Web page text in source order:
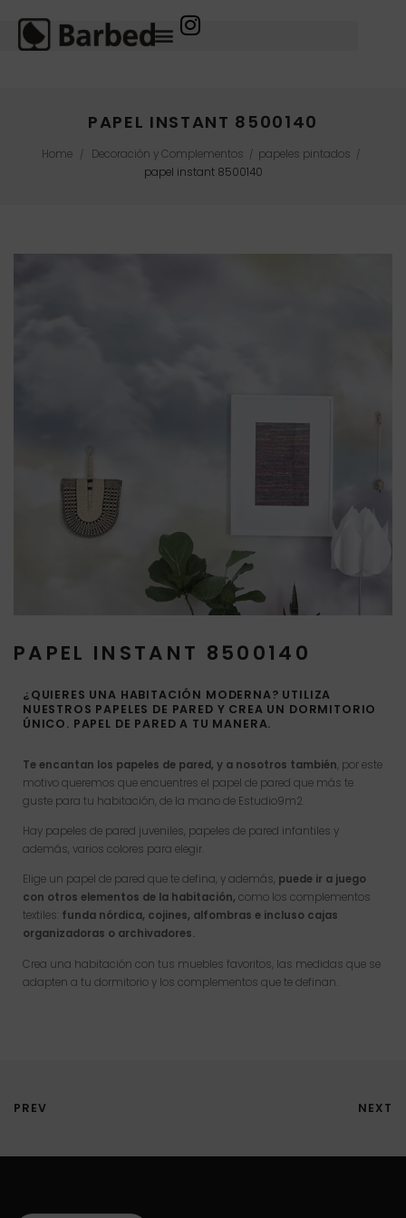
PAPEL INSTANT 8500140
Home / Decoración y Complementos / papeles pintados /
papel instant 8500140
PAPEL INSTANT 8500140
¿QUIERES UNA HABITACIÓN MODERNA? UTILIZA
NUESTROS PAPELES DE PARED Y CREA UN DORMITORIO
ÚNICO. PAPEL DE PARED A TU MANERA.
Te encantan los papeles de pared, y a nosotros también , por este
motivo queremos que encuentres el papel de pared que más te
guste para tu habitación, de la mano de Estudio9m2.
Hay papeles de pared juveniles, papeles de pared infantiles y
además, varios colores para elegir.
Elige un papel de pared que te defina, y además, puede ir a juego
con otros elementos de la habitación, como los complementos
textiles: funda nórdica, cojines, alfombras e incluso cajas
organizadoras o archivadores.
Crea una habitación con tus muebles favoritos, las medidas que se
adapten a tu dormitorio y los complementos que te definan.
PREV NEXT